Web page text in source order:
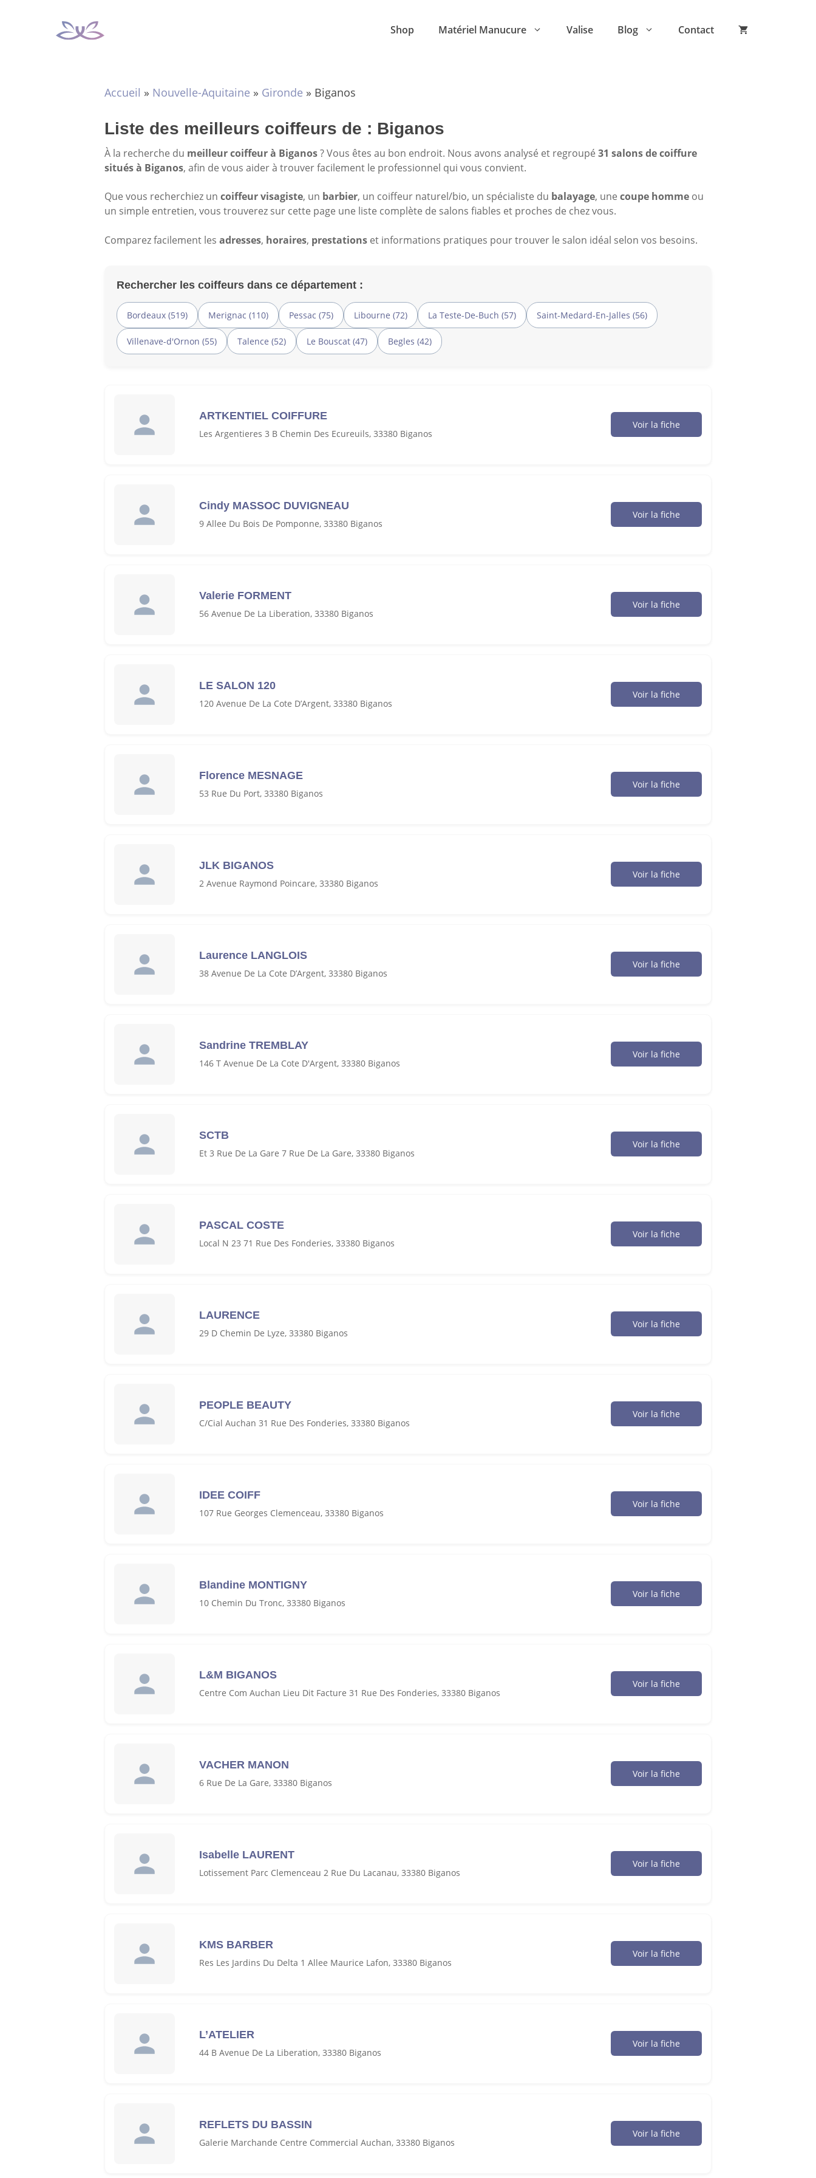
Shop Matériel Manucure Valise Blog Contact
Accueil » Nouvelle-Aquitaine » Gironde » Biganos
Liste des meilleurs coiffeurs de : Biganos
À la recherche du meilleur coiffeur à Biganos? Vous êtes au bon endroit. Nous avons analysé et regroupé 31 salons de coiffure
situés à Biganos, afin de vous aider à trouver facilement le professionnel qui vous convient.
Que vous recherchiez un coiffeur visagiste, un barbier, un coiffeur naturel/bio, un spécialiste du balayage, une coupe homme ou
un simple entretien, vous trouverez sur cette page une liste complète de salons fiables et proches de chez vous.
Comparez facilement les adresses, horaires, prestations et informations pratiques pour trouver le salon idéal selon vos besoins.
Rechercher les coiffeurs dans ce département :
Bordeaux (519) Merignac (110) Pessac (75) Libourne (72) La Teste-De-Buch (57) Saint-Medard-En-Jalles (56)
Villenave-d'Ornon (55) Talence (52) Le Bouscat (47) Begles (42)
ARTKENTIEL COIFFURE
Les Argentieres 3 B Chemin Des Ecureuils, 33380 Biganos
Voir la fiche
Cindy MASSOC DUVIGNEAU
9 Allee Du Bois De Pomponne, 33380 Biganos
Voir la fiche
Valerie FORMENT
56 Avenue De La Liberation, 33380 Biganos
Voir la fiche
LE SALON 120
120 Avenue De La Cote D’Argent, 33380 Biganos
Voir la fiche
Florence MESNAGE
53 Rue Du Port, 33380 Biganos
Voir la fiche
JLK BIGANOS
2 Avenue Raymond Poincare, 33380 Biganos
Voir la fiche
Laurence LANGLOIS
38 Avenue De La Cote D’Argent, 33380 Biganos
Voir la fiche
Sandrine TREMBLAY
146 T Avenue De La Cote D'Argent, 33380 Biganos
Voir la fiche
SCTB
Et 3 Rue De La Gare 7 Rue De La Gare, 33380 Biganos
Voir la fiche
PASCAL COSTE
Local N 23 71 Rue Des Fonderies, 33380 Biganos
Voir la fiche
LAURENCE
29 D Chemin De Lyze, 33380 Biganos
Voir la fiche
PEOPLE BEAUTY
C/Cial Auchan 31 Rue Des Fonderies, 33380 Biganos
Voir la fiche
IDEE COIFF
107 Rue Georges Clemenceau, 33380 Biganos
Voir la fiche
Blandine MONTIGNY
10 Chemin Du Tronc, 33380 Biganos
Voir la fiche
L&M BIGANOS
Centre Com Auchan Lieu Dit Facture 31 Rue Des Fonderies, 33380 Biganos
Voir la fiche
VACHER MANON
6 Rue De La Gare, 33380 Biganos
Voir la fiche
Isabelle LAURENT
Lotissement Parc Clemenceau 2 Rue Du Lacanau, 33380 Biganos
Voir la fiche
KMS BARBER
Res Les Jardins Du Delta 1 Allee Maurice Lafon, 33380 Biganos
Voir la fiche
L’ATELIER
44 B Avenue De La Liberation, 33380 Biganos
Voir la fiche
REFLETS DU BASSIN
Galerie Marchande Centre Commercial Auchan, 33380 Biganos
Voir la fiche